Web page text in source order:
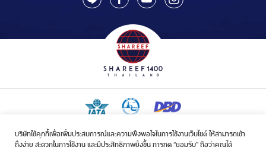
บริษัทใช้คุกกี้เพื่อเพิ่มประสบการณ์และความพึงพอใจในการใช้งานเว็บไซต์ ให้สามารถเข้า
ถึงง่าย สะดวกในการใช้งาน และมีประสิทธิภาพยิ่งขึ้น การกด “ยอมรับ” ถือว่าคุณได้
ใบอนุญาตเป็นผู้ประกอบกิจการรับจัดบริการขนส่งในกิจการฮัจย์เลขที่ 1/2568